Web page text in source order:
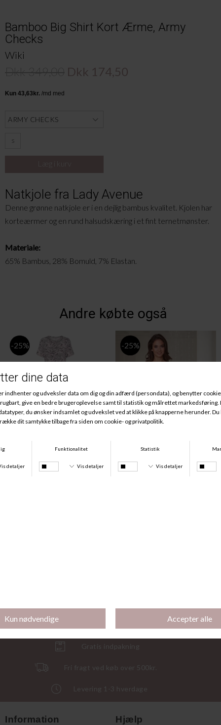
Bamboo Big Shirt Kort Ærme, Army
Checks
Wiki
Dkk 174,50
S
Natkjole fra Lady Avenue
Denne grønne natkjole er i en dejlig bambus kvalitet. Kjolen har
korteærmer og en rund halsudskæring i et fint ternetmønster.
Materiale:
65% Bambus, 28% Bomuld, 7% Elastan.
Andre købte også
-25% -25%
Gratis indpakning
Fri fragt ved køb over 500kr.
Levering 1-3 hverdage
Information Hjælp